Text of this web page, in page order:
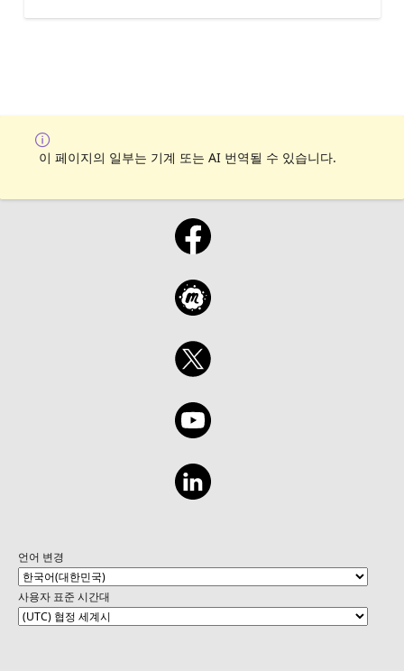
이 페이지의 일부는 기계 또는 AI 번역될 수 있습니다.
언어 변경
사용자 표준 시간대